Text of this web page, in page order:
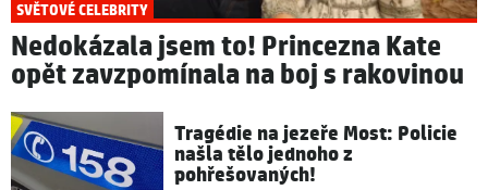
SVĚTOVÉ CELEBRITY
Nedokázala jsem to! Princezna Kate
opět zavzpomínala na boj s rakovinou
Tragédie na jezeře Most: Policie
našla tělo jednoho z
pohřešovaných!